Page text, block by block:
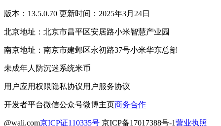
版本：13.5.0.70 更新时间：2025年3月24日
北京地址：北京市昌平区安居路小米智慧产业园
南京地址：南京市建邺区永初路37号小米华东总部
未成年人防沉迷系统米币
用户应用权限隐私协议用户服务协议
开发者平台微信公众号微博主页商务合作
@wali.com京ICP证110335号 京ICP备17017388号-1营业执照